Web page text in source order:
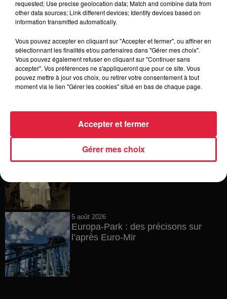
6 août 2026
Tags antisémites à Strasbourg :
6 août 2026
Au zoo de Mulhouse : rencontre
6 août 2026
Les dernières infos sur la venue du
5 août 2026
Europa-Park : des précisons sur
l’après Euro-Mir
requested; Use precise geolocation data; Match and combine data from
other data sources; Link different devices; Identify devices based on
information transmitted automatically.
Vous pouvez accepter en cliquant sur "Accepter et fermer", ou affiner en
sélectionnant les finalités et/ou partenaires dans "Gérer mes choix".
Vous pouvez également refuser en cliquant sur "Continuer sans
accepter". Vos préférences ne s'appliqueront que pour ce site. Vous
pouvez mettre à jour vos choix, ou retirer votre consentement à tout
moment via le lien "Gérer les cookies" situé en bas de chaque page.
Gérer mes choix
Accepter et fermer